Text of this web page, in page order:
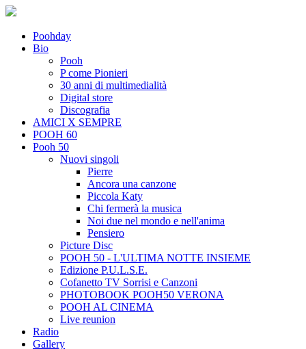
Poohday
Bio
Pooh
P come Pionieri
30 anni di multimedialità
Digital store
Discografia
AMICI X SEMPRE
POOH 60
Pooh 50
Nuovi singoli
Pierre
Ancora una canzone
Piccola Katy
Chi fermerà la musica
Noi due nel mondo e nell'anima
Pensiero
Picture Disc
POOH 50 - L'ULTIMA NOTTE INSIEME
Edizione P.U.L.S.E.
Cofanetto TV Sorrisi e Canzoni
PHOTOBOOK POOH50 VERONA
POOH AL CINEMA
Live reunion
Radio
Gallery